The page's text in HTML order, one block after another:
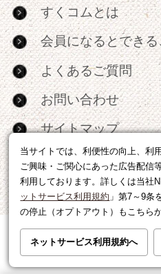
当サイトでは、利便性の向上、利
ご興味・ご関心にあった広告配信
利用しております。詳しくは当社
ットサービス利用規約 」第7～9条
の停止（オプトアウト）もこちら
ネットサービス利用規約へ
すくコムとは
会員になるとでき
よくあるご質問
お問い合わせ
サイトマップ
RSS
広告出稿・パート
利用規約|個人情報の
運営会社|広告に関する